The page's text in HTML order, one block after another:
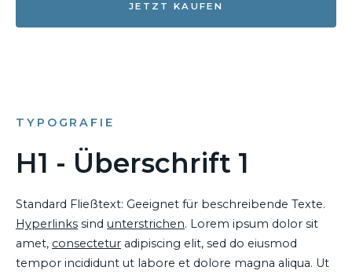
JETZT KAUFEN
TYPOGRAFIE
H1 - Überschrift 1
Standard Fließtext: Geeignet für beschreibende Texte.
Hyperlinks sind unterstrichen. Lorem ipsum dolor sit
amet, consectetur adipiscing elit, sed do eiusmod
tempor incididunt ut labore et dolore magna aliqua. Ut